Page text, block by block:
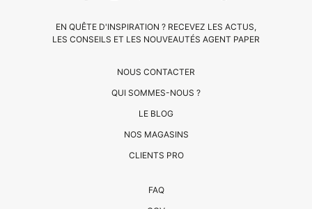
NOUS CONTACTER
QUI SOMMES-NOUS ?
LE BLOG
NOS MAGASINS
CLIENTS PRO
FAQ
EN QUÊTE D'INSPIRATION ? RECEVEZ LES ACTUS,
LES CONSEILS ET LES NOUVEAUTÉS AGENT PAPER